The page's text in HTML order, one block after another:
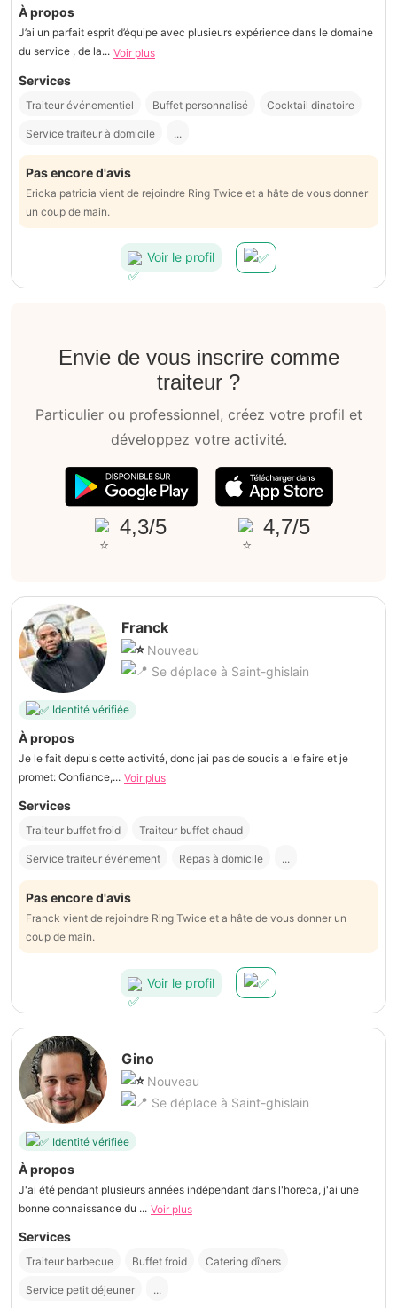
À propos
J’ai un parfait esprit d’équipe avec plusieurs expérience dans le domaine
du service , de la... Voir plus
Services
Traiteur événementiel Buffet personnalisé Cocktail dinatoire
Service traiteur à domicile ...
Pas encore d'avis
Ericka patricia vient de rejoindre Ring Twice et a hâte de vous donner
un coup de main.
Voir le profil
Envie de vous inscrire comme
traiteur ?
Particulier ou professionnel, créez votre profil et
développez votre activité.
4,3/5 4,7/5
Franck
Nouveau
Se déplace à Saint-ghislain
Identité vérifiée
À propos
Je le fait depuis cette activité, donc jai pas de soucis a le faire et je
promet: Confiance,... Voir plus
Services
Traiteur buffet froid Traiteur buffet chaud
Service traiteur événement Repas à domicile ...
Pas encore d'avis
Franck vient de rejoindre Ring Twice et a hâte de vous donner un
coup de main.
Voir le profil
Gino
Nouveau
Se déplace à Saint-ghislain
Identité vérifiée
À propos
J'ai été pendant plusieurs années indépendant dans l'horeca, j'ai une
bonne connaissance du ... Voir plus
Services
Traiteur barbecue Buffet froid Catering dîners
Service petit déjeuner ...